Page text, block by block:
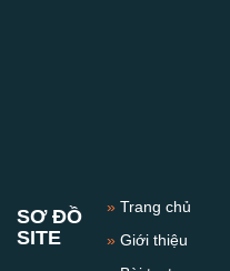
SƠ ĐỒ
SITE
»Trang chủ
»Giới thiệu